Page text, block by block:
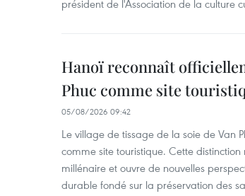
président de l'Association de la culture
Hanoï reconnaît
Phuc comme site
05/08/2026 09:42
Le village de tissage de la soie de Van
comme site touristique. Cette
millénaire et ouvre de nouvelles
durable fondé sur la préservation des